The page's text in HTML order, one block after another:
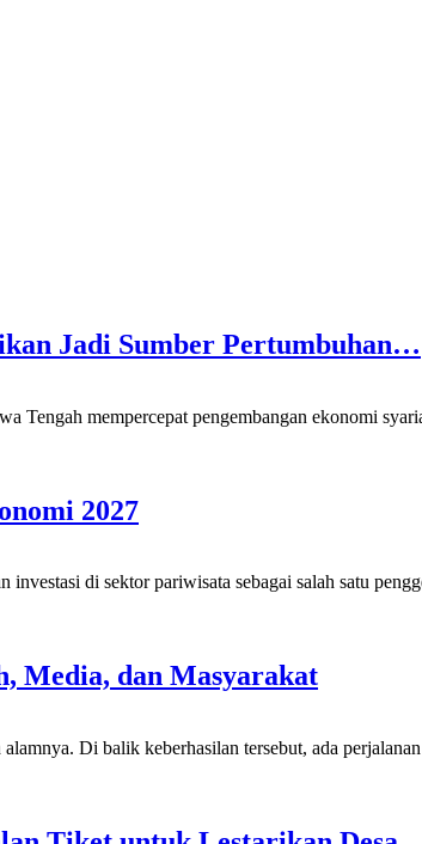
Jadi Sumber Pertumbuhan…
mempercepat pengembangan ekonomi
2027
di sektor pariwisata sebagai salah satu
Media, dan Masyarakat
Di balik keberhasilan tersebut, ada